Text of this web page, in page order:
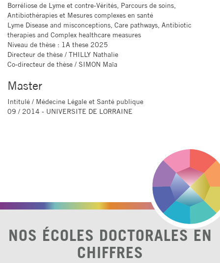
Borréliose de Lyme et contre-Vérités, Parcours de soins,
Antibiothérapies et Mesures complexes en santé
Lyme Disease and misconceptions, Care pathways, Antibiotic
therapies and Complex healthcare measures
Niveau de thèse : 1A these 2025
Directeur de thèse / THILLY Nathalie
Co-directeur de thèse / SIMON Maïa
Master
Intitulé / Médecine Légale et Santé publique
09 / 2014 - UNIVERSITE DE LORRAINE
NOS ÉCOLES DOCTORALES EN
CHIFFRES